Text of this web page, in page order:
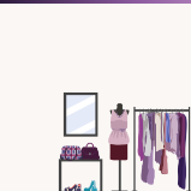
Перейти